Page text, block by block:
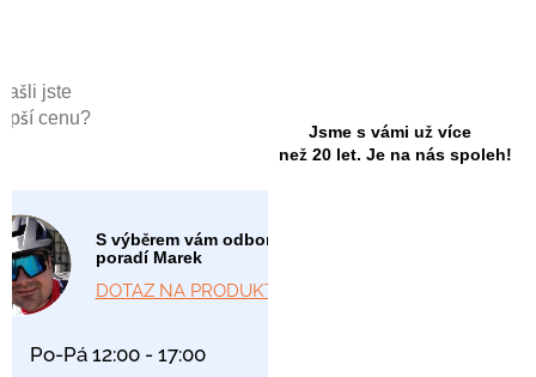
jste
cenu?
S výběrem vám odborně
poradí Marek
DOTAZ NA PRODUKT
Po-Pá 12:00 - 17:00
Jsme s vámi už více
než 20 let. Je na nás spoleh!